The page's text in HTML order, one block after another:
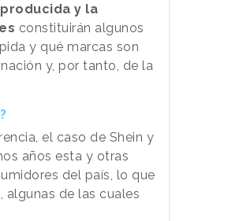
y la
constituirán algunos
y qué marcas son
y, por tanto, de la
el caso de Shein y
años esta y otras
del país, lo que
, algunas de las cuales